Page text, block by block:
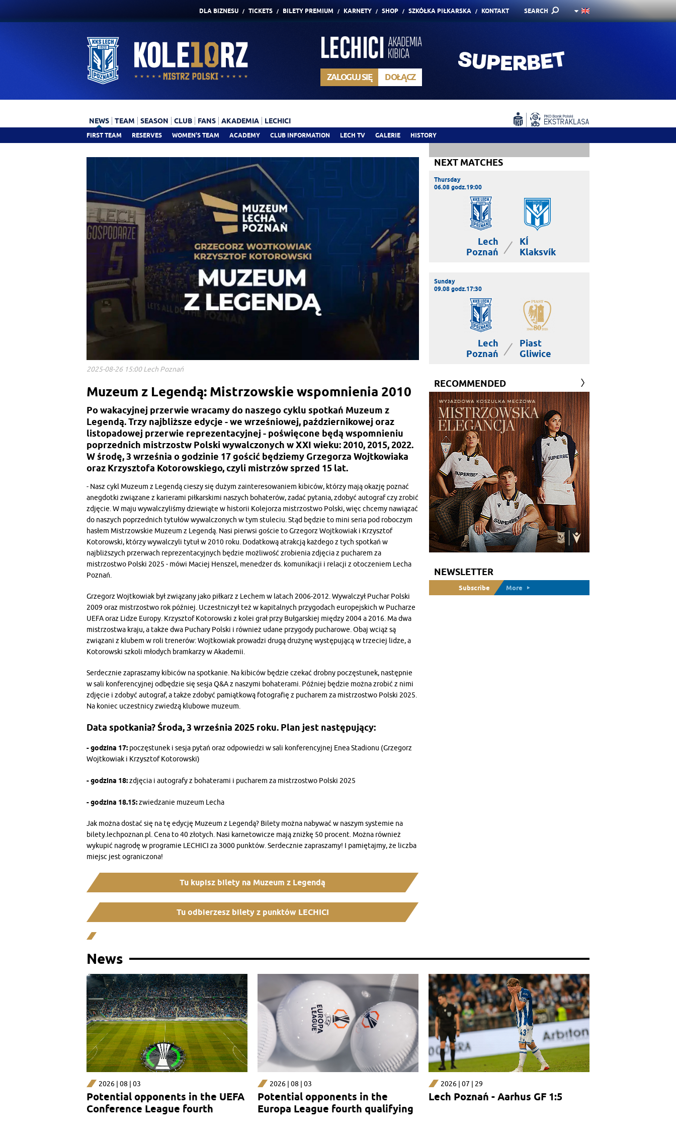
DLA BIZNESU TICKETS BILETY PREMIUM KARNETY SHOP SZKÓŁKA PIŁKARSKA KONTAKT SEARCH
ZALOGUJ SIĘ DOŁĄCZ
NEWS
FIRST TEAM RESERVES WOMEN'S TEAM ACADEMY CLUB INFORMATION LECH TV GALERIE HISTORY
TEAM SEASON CLUB FANS AKADEMIA LECHICI
2025-08-26 15:00 Lech Poznań
Muzeum z Legendą: Mistrzowskie wspomnienia 2010
Po wakacyjnej przerwie wracamy do naszego cyklu spotkań Muzeum z
Legendą. Trzy najbliższe edycje - we wrześniowej, październikowej oraz
listopadowej przerwie reprezentacyjnej - poświęcone będą wspomnieniu
poprzednich mistrzostw Polski wywalczonych w XXI wieku: 2010, 2015, 2022.
W środę, 3 września o godzinie 17 gościć będziemy Grzegorza Wojtkowiaka
oraz Krzysztofa Kotorowskiego, czyli mistrzów sprzed 15 lat.
- Nasz cykl Muzeum z Legendą cieszy się dużym zainteresowaniem kibiców, którzy mają okazję poznać
anegdotki związane z karierami piłkarskimi naszych bohaterów, zadać pytania, zdobyć autograf czy zrobić
zdjęcie. W maju wywalczyliśmy dziewiąte w historii Kolejorza mistrzostwo Polski, więc chcemy nawiązać
do naszych poprzednich tytułów wywalczonych w tym stuleciu. Stąd będzie to mini seria pod roboczym
hasłem Mistrzowskie Muzeum z Legendą. Nasi pierwsi goście to Grzegorz Wojtkowiak i Krzysztof
Kotorowski, którzy wywalczyli tytuł w 2010 roku. Dodatkową atrakcją każdego z tych spotkań w
najbliższych przerwach reprezentacyjnych będzie możliwość zrobienia zdjęcia z pucharem za
mistrzostwo Polski 2025 - mówi Maciej Henszel, menedżer ds. komunikacji i relacji z otoczeniem Lecha
Poznań.
Grzegorz Wojtkowiak był związany jako piłkarz z Lechem w latach 2006-2012. Wywalczył Puchar Polski
2009 oraz mistrzostwo rok później. Uczestniczył też w kapitalnych przygodach europejskich w Pucharze
UEFA oraz Lidze Europy. Krzysztof Kotorowski z kolei grał przy Bułgarskiej między 2004 a 2016. Ma dwa
mistrzostwa kraju, a także dwa Puchary Polski i również udane przygody pucharowe. Obaj wciąż są
związani z klubem w roli trenerów: Wojtkowiak prowadzi drugą drużynę występującą w trzeciej lidze, a
Kotorowski szkoli młodych bramkarzy w Akademii.
Serdecznie zapraszamy kibiców na spotkanie. Na kibiców będzie czekać drobny poczęstunek, następnie
w sali konferencyjnej odbędzie się sesja Q&A z naszymi bohaterami. Później będzie można zrobić z nimi
zdjęcie i zdobyć autograf, a także zdobyć pamiątkową fotografię z pucharem za mistrzostwo Polski 2025.
Na koniec uczestnicy zwiedzą klubowe muzeum.
Data spotkania? Środa, 3 września 2025 roku. Plan jest następujący:
- godzina 17: poczęstunek i sesja pytań oraz odpowiedzi w sali konferencyjnej Enea Stadionu (Grzegorz
Wojtkowiak i Krzysztof Kotorowski)
- godzina 18:zdjęcia i autografy z bohaterami i pucharem za mistrzostwo Polski 2025
- godzina 18.15:zwiedzanie muzeum Lecha
Jak można dostać się na tę edycję Muzeum z Legendą? Bilety można nabywać w naszym systemie na
bilety.lechpoznan.pl. Cena to 40 złotych. Nasi karnetowicze mają zniżkę 50 procent. Można również
wykupić nagrodę w programie LECHICI za 3000 punktów. Serdecznie zapraszamy! I pamiętajmy, że liczba
miejsc jest ograniczona!
Tu kupisz bilety na Muzeum z Legendą
Tu odbierzesz bilety z punktów LECHICI
NEXT MATCHES
Thursday
06.08 godz.19:00
Lech
Poznań
|
KÍ
Klaksvík
Sunday
09.08 godz.17:30
Lech
Poznań
|
Piast
Gliwice
RECOMMENDED
NEWSLETTER
Subscribe More
News
2026 | 08 | 03
Potential opponents in the UEFA
Conference League fourth
2026 | 08 | 03
Potential opponents in the
Europa League fourth qualifying
2026 | 07 | 29
Lech Poznań - Aarhus GF 1:5